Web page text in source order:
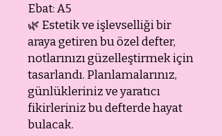
Ebat: A5
🌿 Estetik ve işlevselliği bir
araya getiren bu özel defter,
notlarınızı güzelleştirmek için
tasarlandı. Planlamalarınız,
günlükleriniz ve yaratıcı
fikirleriniz bu defterde hayat
bulacak.